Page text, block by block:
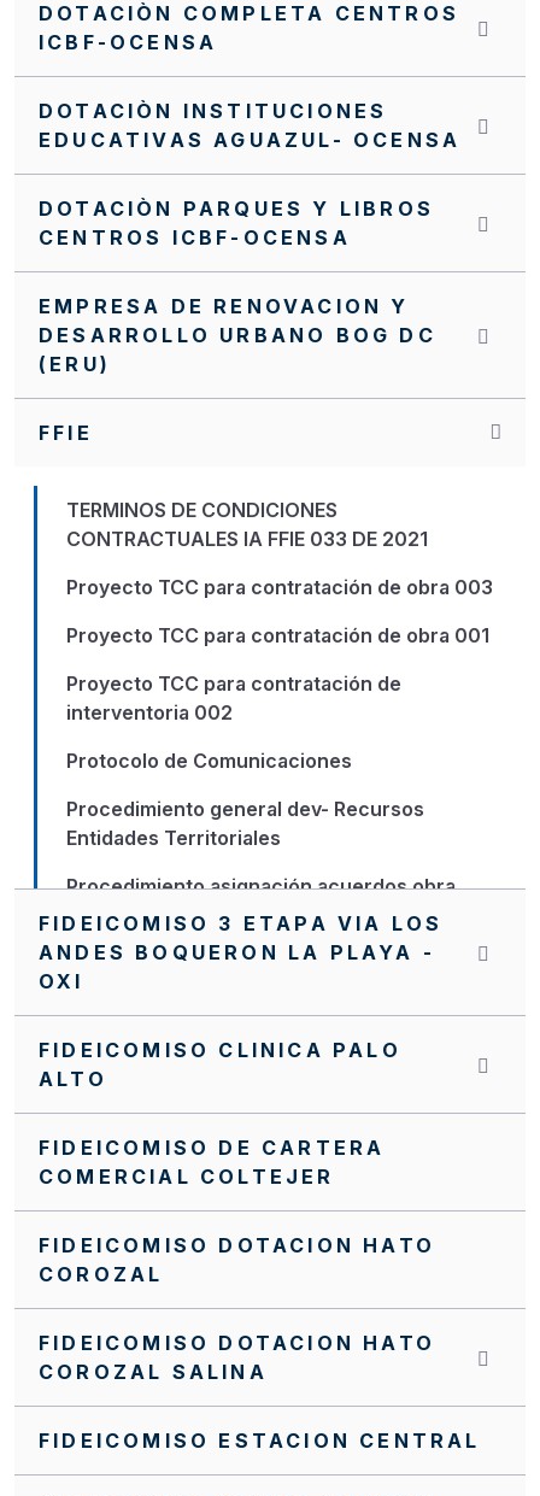
DOTACIÒN COMPLETA CENTROS
ICBF-OCENSA
DOTACIÒN INSTITUCIONES
EDUCATIVAS AGUAZUL- OCENSA
DOTACIÒN PARQUES Y LIBROS
CENTROS ICBF-OCENSA
EMPRESA DE RENOVACION Y
DESARROLLO URBANO BOG DC
(ERU)
FFIE
TERMINOS DE CONDICIONES
CONTRACTUALES IA FFIE 033 DE 2021
Proyecto TCC para contratación de obra 003
Proyecto TCC para contratación de obra 001
Proyecto TCC para contratación de
interventoria 002
Protocolo de Comunicaciones
Procedimiento general dev- Recursos
Entidades Territoriales
Procedimiento asignación acuerdos obra
PQR
Nuevo Manual de Supervisión e Interventoría
NVITACION INTERNA FFIE No 040
NUEVO MANUAL FINANCIERO DEL PA FFIE
Manual Financiero
Invitación cerrada FFIE SC0098-2024
FIDEICOMISO 3 ETAPA VIA LOS
ANDES BOQUERON LA PLAYA -
OXI
FIDEICOMISO CLINICA PALO
ALTO
FIDEICOMISO DE CARTERA
COMERCIAL COLTEJER
FIDEICOMISO DOTACION HATO
COROZAL
FIDEICOMISO DOTACION HATO
COROZAL SALINA
FIDEICOMISO ESTACION CENTRAL